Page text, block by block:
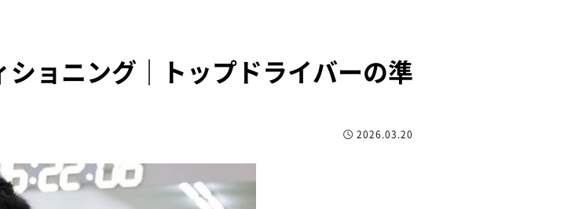
ョニング｜トップドライバーの準
2026.03.20